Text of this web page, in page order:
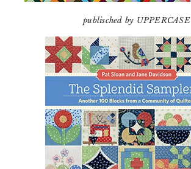
publisched by UPPERCASE